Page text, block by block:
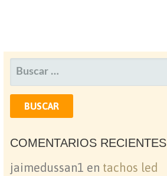
BUSCAR:
COMENTARIOS RECIENTES
jaimedussan1 en tachos led